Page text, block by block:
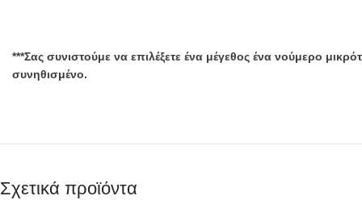
***Σας συνιστούμε να επιλέξετε ένα μέγεθος ένα νούμερο
συνηθισμένο.
Σχετικά προϊόντα